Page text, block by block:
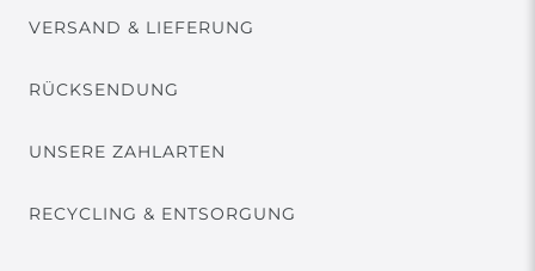
VERSAND & LIEFERUNG
RÜCKSENDUNG
UNSERE ZAHLARTEN
RECYCLING & ENTSORGUNG